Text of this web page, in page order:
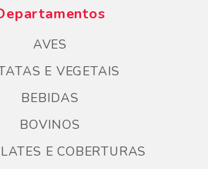
AVES
E VEGETAIS
BEBIDAS
BOVINOS
E COBERTURAS